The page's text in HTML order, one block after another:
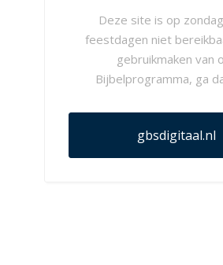
Deze site is op
feestdagen niet
gebruikmaken van
Bijbelprogramma, ga
gbsdigitaal.nl